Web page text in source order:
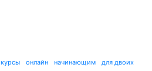
курсы онлайн начинающим
для двоих